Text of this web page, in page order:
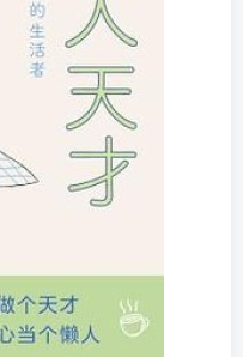
找回密码 |免密登录